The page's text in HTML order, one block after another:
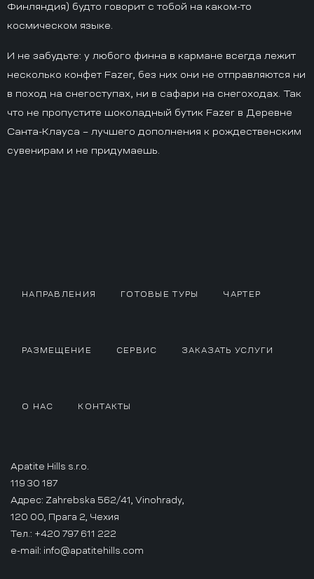
Финляндия) будто говорит с тобой на каком-то
космическом языке.
И не забудьте: у любого финна в кармане всегда лежит
несколько конфет Fazer, без них они не отправляются ни
в поход на снегоступах, ни в сафари на снегоходах. Так
что не пропустите шоколадный бутик Fazer в Деревне
Санта-Клауса – лучшего дополнения к рождественским
сувенирам и не придумаешь.
НАПРАВЛЕНИЯ ГОТОВЫЕ ТУРЫ ЧАРТЕР
РАЗМЕЩЕНИЕ СЕРВИС ЗАКАЗАТЬ УСЛУГИ
О НАС КОНТАКТЫ
Apatite Hills s.r.o.
119 30 187
Адрес: Zahrebska 562/41, Vinohrady,
120 00, Прага 2, Чехия
Тел.: +420 797 611 222
e-mail: info@apatitehills.com